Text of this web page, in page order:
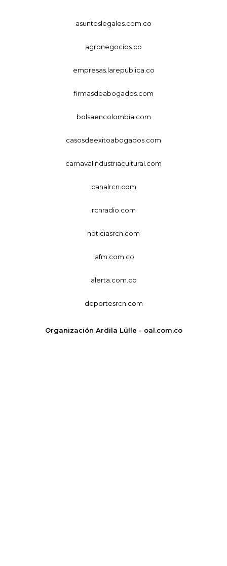
asuntoslegales.com.co
agronegocios.co
empresas.larepublica.co
firmasdeabogados.com
bolsaencolombia.com
casosdeexitoabogados.com
carnavalindustriacultural.com
canalrcn.com
rcnradio.com
noticiasrcn.com
lafm.com.co
alerta.com.co
deportesrcn.com
Organización Ardila Lülle - oal.com.co